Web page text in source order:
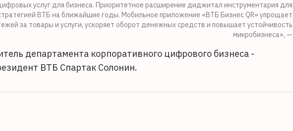
услуг для бизнеса. Приоритетное расширение диджитал инструментария для
ВТБ на ближайшие годы. Мобильное приложение «ВТБ Бизнес QR» упрощает
за товары и услуги, ускоряет оборот денежных средств и повышает устойчивость
микробизнеса», —
департамента корпоративного цифрового бизнеса -
ВТБ Спартак Солонин.